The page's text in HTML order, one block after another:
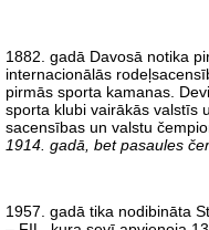
1882. gadā Davosā notika
internacionālās
pirmās sporta kamanas.
sporta klubi vairākās valstīs
sacensības un valstu
1914. gadā, bet pasaules
1957. gadā tika nodibināta